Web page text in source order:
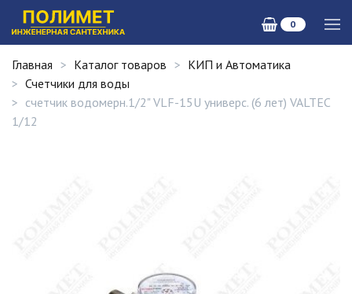
0
Главная Каталог товаров
КИП и Автоматика
Счетчики для воды
счетчик водомерн.1/2" VLF-15U универс. (6 лет) VALTEC
1/12